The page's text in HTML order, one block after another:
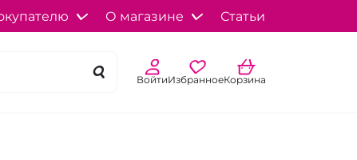
О магазине Статьи
ВойтиИзбранноеКорзина